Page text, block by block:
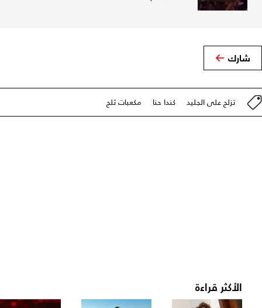
شارك
تزلج على الجليد كندا حنا مكعبات ثلج
الأكثر قراءة